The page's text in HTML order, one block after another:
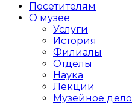
Посетителям
О музее
Услуги
История
Филиалы
Отделы
Наука
Лекции
Музейное дело